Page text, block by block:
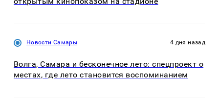
Новости Самары 4 дня назад
Волга, Самара и бесконечное лето: спецпроект о
местах, где лето становится воспоминанием